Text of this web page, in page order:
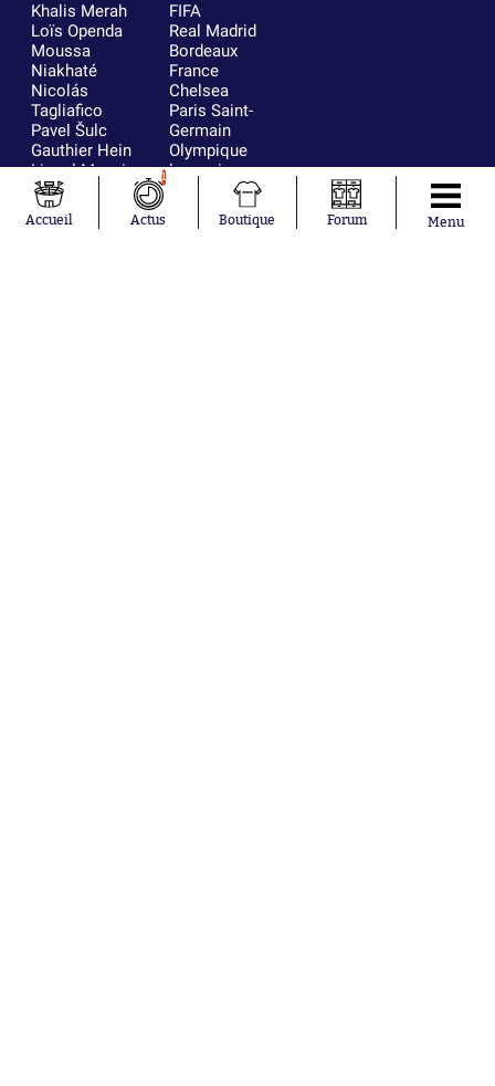
Khalis Merah
Loïs Openda
Moussa
Niakhaté
Nicolás
Tagliafico
Pavel Šulc
Gauthier Hein
Lionel Messi
Gonzalo
García Torres
Gio Reyna
FIFA
Real Madrid
Bordeaux
France
Chelsea
Paris Saint-
Germain
Olympique
lyonnais
AC Milan
RC Strasbourg
RC Lens
Accueil
1
Actus Boutique Forum Menu